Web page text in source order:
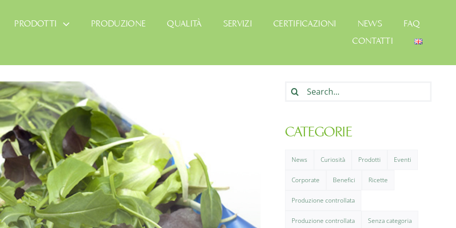
PRODOTTI PRODUZIONE QUALITÀ SERVIZI CERTIFICAZIONI NEWS
FAQ
CONTATTI
Cerca
per:
CATEGORIE
News Curiosità Prodotti Eventi
Corporate Benefici Ricette
Produzione controllata
Produzione controllata Senza categoria